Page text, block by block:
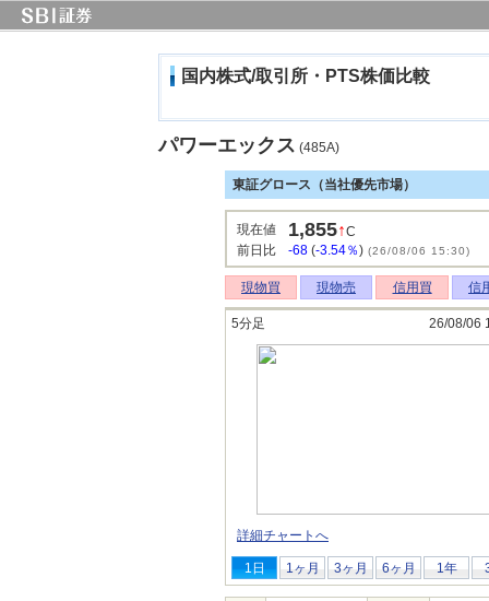
国内株式/取引所・PTS株価比較
パワーエックス (485A)
東証グロース（当社優先市場）
現在値 1,855↑C
前日比
-68 (-3.54％) (26/08/06 15:30)
現物買 現物売 信用買 信
5分足 26/08/06
詳細チャートへ
1日 1ヶ月 3ヶ月 6ヶ月 1年